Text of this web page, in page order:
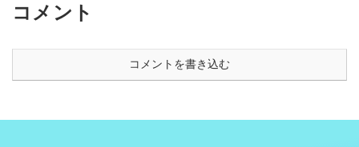
コメント
コメントを書き込む